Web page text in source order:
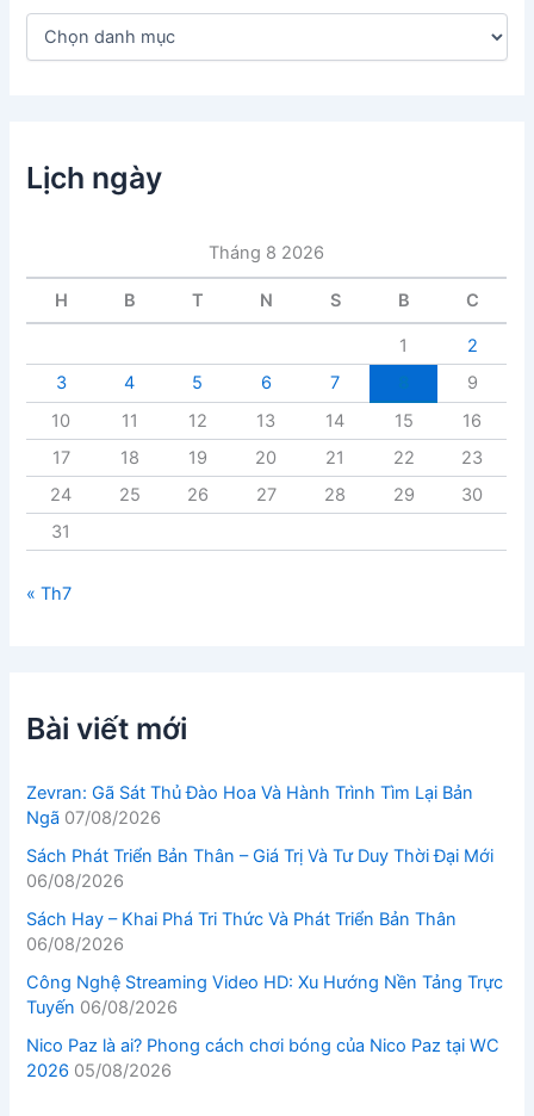
D
c
b
i
Lịch ngày
Tháng 8 2026
H B T N S B C
1
2
3
4 5 6 7
9
10
11 12 13 14 15
16
17
18 19 20 21 22
23
24
25 26 27 28 29
30
31
« Th7
Bài viết mới
Zevran: Gã Sát Thủ Đào Hoa Và Hành Trình Tìm Lại Bản
Ngã 07/08/2026
Sách Phát Triển Bản Thân – Giá Trị Và Tư Duy Thời Đại Mới
06/08/2026
Sách Hay – Khai Phá Tri Thức Và Phát Triển Bản Thân
06/08/2026
Công Nghệ Streaming Video HD: Xu Hướng Nền Tảng Trực
Tuyến 06/08/2026
Nico Paz là ai? Phong cách chơi bóng của Nico Paz tại WC
2026 05/08/2026